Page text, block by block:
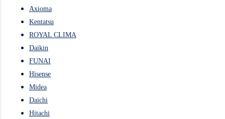
Axioma
Kentatsu
ROYAL CLIMA
Daikin
FUNAI
Hisense
Midea
Daichi
Hitachi